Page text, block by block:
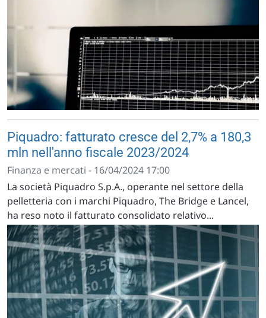
Piquadro: fatturato cresce del 2,7% a 180,3
mln nell'anno fiscale 2023/2024
Finanza e mercati - 16/04/2024 17:00
La società Piquadro S.p.A., operante nel settore della
pelletteria con i marchi Piquadro, The Bridge e Lancel,
ha reso noto il fatturato consolidato relativo...